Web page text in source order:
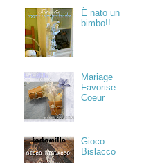
È nato un
bimbo!!
Mariage
Favorise
Coeur
Gioco
Bislacco